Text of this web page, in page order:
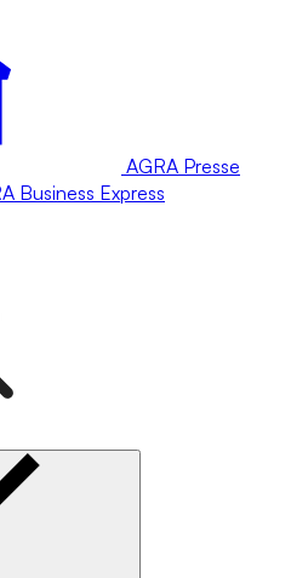
AGRA Presse
Business Express